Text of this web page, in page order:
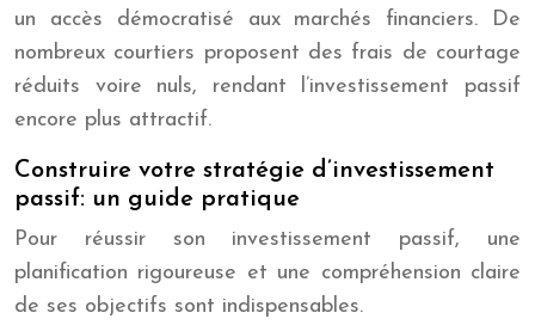
un accès démocratisé aux marchés financiers. De
nombreux courtiers proposent des frais de courtage
réduits voire nuls, rendant l’investissement passif
encore plus attractif.
Construire votre stratégie d’investissement
passif: un guide pratique
Pour réussir son investissement passif, une
planification rigoureuse et une compréhension claire
de ses objectifs sont indispensables.